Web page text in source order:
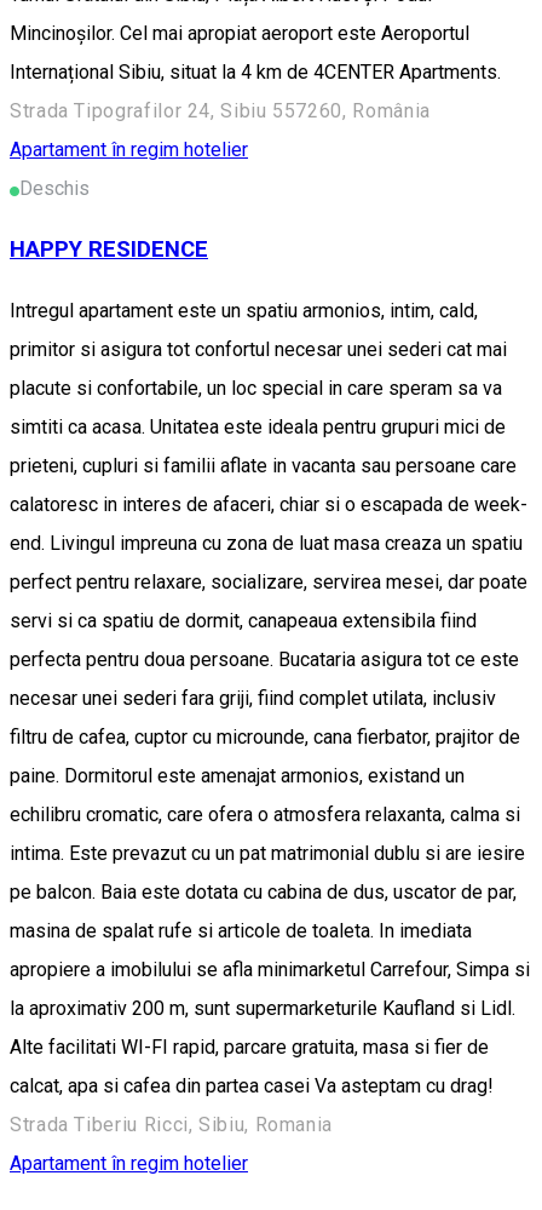
Mincinoșilor. Cel mai apropiat aeroport este Aeroportul
Internațional Sibiu, situat la 4 km de 4CENTER Apartments.
Strada Tipografilor 24, Sibiu 557260, România
Apartament în regim hotelier
Deschis
HAPPY RESIDENCE
Intregul apartament este un spatiu armonios, intim, cald,
primitor si asigura tot confortul necesar unei sederi cat mai
placute si confortabile, un loc special in care speram sa va
simtiti ca acasa. Unitatea este ideala pentru grupuri mici de
prieteni, cupluri si familii aflate in vacanta sau persoane care
calatoresc in interes de afaceri, chiar si o escapada de week-
end. Livingul impreuna cu zona de luat masa creaza un spatiu
perfect pentru relaxare, socializare, servirea mesei, dar poate
servi si ca spatiu de dormit, canapeaua extensibila fiind
perfecta pentru doua persoane. Bucataria asigura tot ce este
necesar unei sederi fara griji, fiind complet utilata, inclusiv
filtru de cafea, cuptor cu microunde, cana fierbator, prajitor de
paine. Dormitorul este amenajat armonios, existand un
echilibru cromatic, care ofera o atmosfera relaxanta, calma si
intima. Este prevazut cu un pat matrimonial dublu si are iesire
pe balcon. Baia este dotata cu cabina de dus, uscator de par,
masina de spalat rufe si articole de toaleta. In imediata
apropiere a imobilului se afla minimarketul Carrefour, Simpa si
la aproximativ 200 m, sunt supermarketurile Kaufland si Lidl.
Alte facilitati WI-FI rapid, parcare gratuita, masa si fier de
calcat, apa si cafea din partea casei Va asteptam cu drag!
Strada Tiberiu Ricci, Sibiu, Romania
Apartament în regim hotelier